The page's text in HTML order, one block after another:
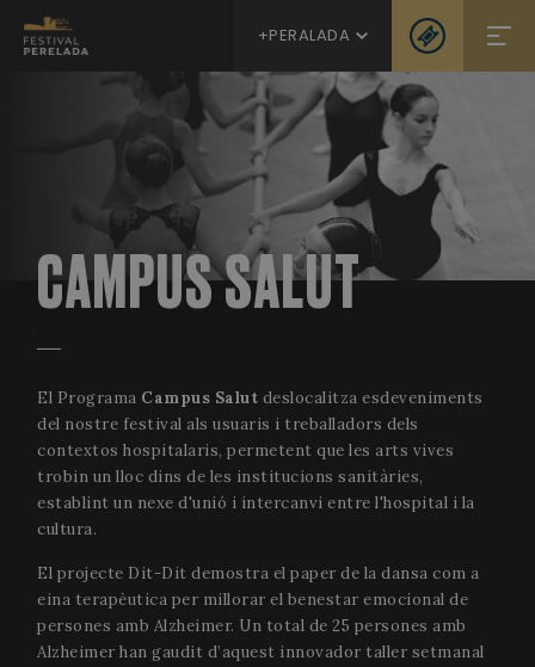
+PERALADA
CAMPUS SALUT
El Programa Campus Salut deslocalitza esdeveniments
del nostre festival als usuaris i treballadors dels
contextos hospitalaris, permetent que les arts vives
trobin un lloc dins de les institucions sanitàries,
establint un nexe d'unió i intercanvi entre l'hospital i la
cultura.
El projecte Dit-Dit demostra el paper de la dansa com a
eina terapèutica per millorar el benestar emocional de
persones amb Alzheimer. Un total de 25 persones amb
Alzheimer han gaudit d’aquest innovador taller setmanal